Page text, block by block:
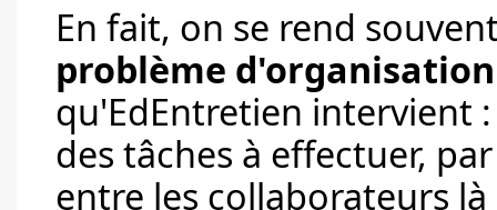
En fait, on se rend
problème
qu'EdEntretien intervient
des tâches à effectuer,
entre les collaborateurs